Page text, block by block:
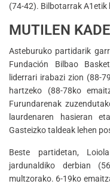
(74-42). Bilbotarrak A1etik
MUTILEN
Asteburuko partidarik
Fundación Bilbao
liderrari irabazi zion (88-
hartzeko (88-78ko
Furundarenak
laurdenaren hasieran
Gasteizko taldeak lehen
Beste partidetan,
jardunaldiko derbian
multzorako. 6-19ko